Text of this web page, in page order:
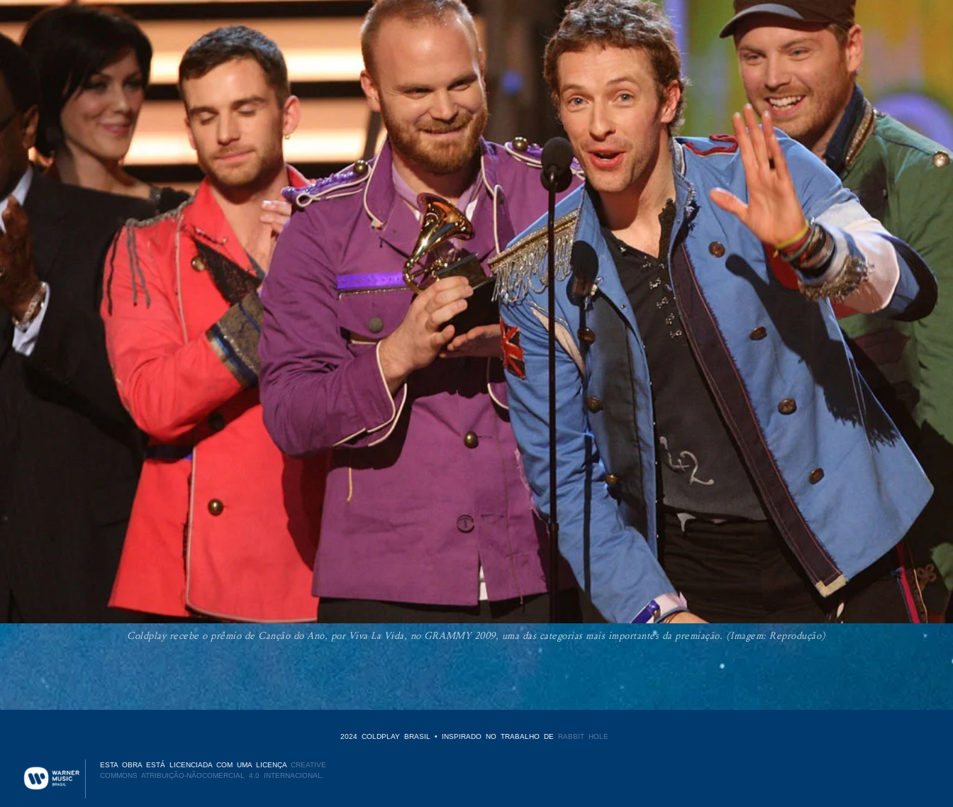
Coldplay recebe o prêmio de Canção do Ano, por Viva La Vida, no GRAMMY 2009, uma das categorias mais importantes da premiação. (Imagem: Reprodução)
2024 COLDPLAY BRASIL • INSPIRADO NO TRABALHO DE RABBIT HOLE
ESTA OBRA ESTÁ LICENCIADA COM UMA LICENÇA CREATIVE
COMMONS ATRIBUIÇÃO-NÃOCOMERCIAL 4.0 INTERNACIONAL.